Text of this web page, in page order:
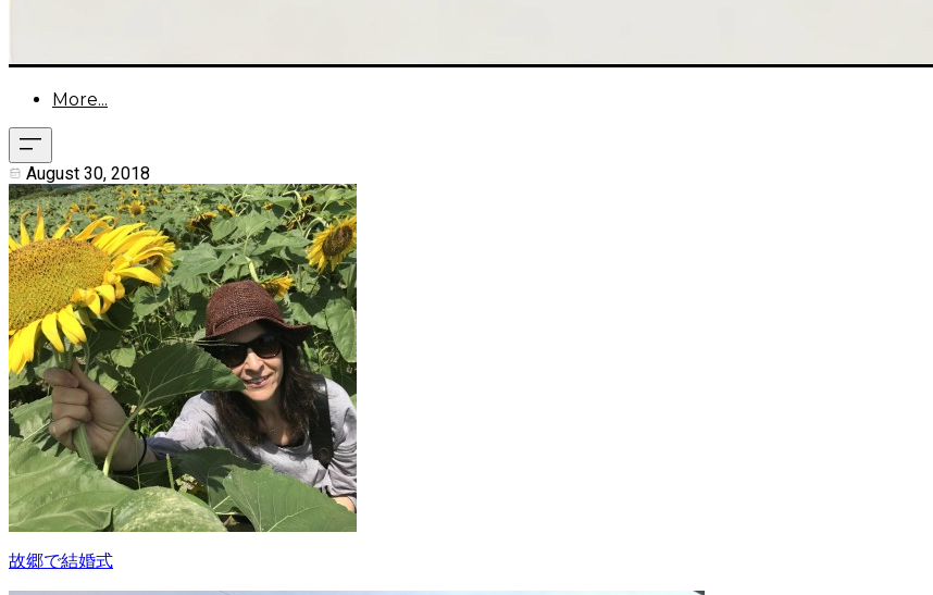
More...
August 30, 2018
故郷で結婚式